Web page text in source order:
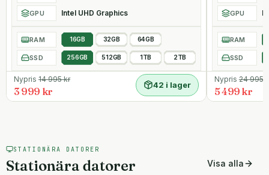
GPU Intel UHD Graphics
RAM 16GB 32GB 64GB
SSD 256GB 512GB 1TB 2TB
Nypris 14 995kr
3 999 kr
42 i lager
GPU
RAM
SSD
Nypris24 995
5 499 kr
STATIONÄRA DATORER
Stationära datorer Visa alla